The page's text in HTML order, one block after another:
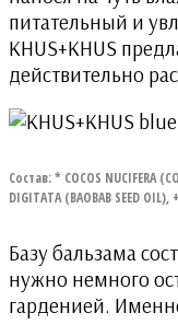
питательный и
KHUS+KHUS
действительно
Состав: * COCOS NUCIFERA
DIGITATA (BAOBAB SEED
Базу бальзама
нужно немного
гарденией.